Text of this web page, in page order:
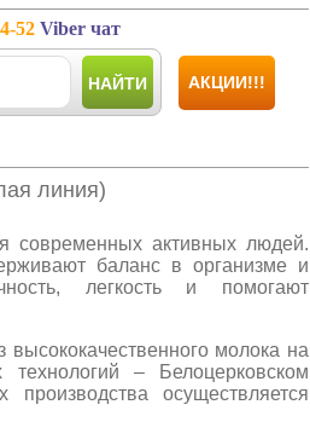
52 Viber чат
НАЙТИ АКЦИИ!!!
линия)
современных активных людей.
баланс в организме и
легкость и помогают
молока на
– Белоцерковском
осуществляется